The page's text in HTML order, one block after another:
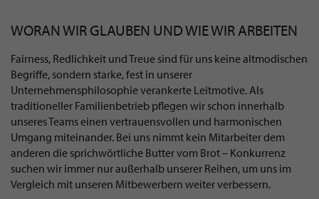
WORAN WIR GLAUBEN UND WIE WIR ARBEITEN
Fairness, Redlichkeit und Treue sind für uns keine altmodischen
Begriffe, sondern starke, fest in unserer
Unternehmensphilosophie verankerte Leitmotive. Als
traditioneller Familienbetrieb pflegen wir schon innerhalb
unseres Teams einen vertrauensvollen und harmonischen
Umgang miteinander. Bei uns nimmt kein Mitarbeiter dem
anderen die sprichwörtliche Butter vom Brot – Konkurrenz
suchen wir immer nur außerhalb unserer Reihen, um uns im
Vergleich mit unseren Mitbewerbern weiter verbessern.